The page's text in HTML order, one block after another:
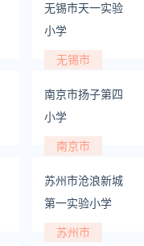
无锡市天一实验
小学
无锡市
南京市扬子第四
小学
南京市
苏州市沧浪新城
第一实验小学
苏州市